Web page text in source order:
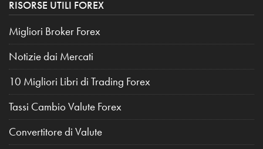
RISORSE UTILI FOREX
Migliori Broker Forex
Notizie dai Mercati
10 Migliori Libri di Trading Forex
Tassi Cambio Valute Forex
Convertitore di Valute